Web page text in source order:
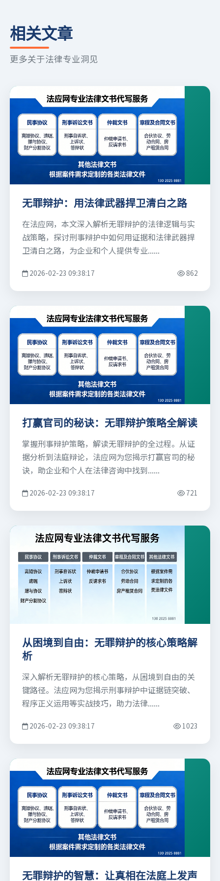
相关文章
更多关于法律专业洞见
无罪辩护：用法律武器捍卫清白之路
在法应网，本文深入解析无罪辩护的法律逻辑与实
战策略，探讨刑事辩护中如何用证据和法律武器捍
卫清白之路，为企业和个人提供专业......
2026-02-23 09:38:17 862
打赢官司的秘诀：无罪辩护策略全解读
掌握刑事辩护策略，解读无罪辩护的全过程。从证
据分析到法庭辩论，法应网为您揭示打赢官司的秘
诀，助企业和个人在法律咨询中找到......
2026-02-23 09:38:17 721
从困境到自由：无罪辩护的核心策略解
析
深入解析无罪辩护的核心策略，从困境到自由的关
键路径。法应网为您揭示刑事辩护中证据链突破、
程序正义运用等实战技巧，助力法律......
2026-02-23 09:38:17 1023
无罪辩护的智慧：让真相在法庭上发声